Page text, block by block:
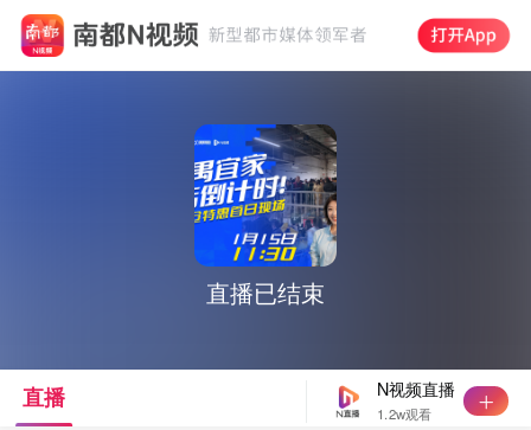
直播已结束
N视频直播
1.2w观看
直播